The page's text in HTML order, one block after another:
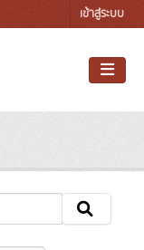
เข้าสู่ระบบ